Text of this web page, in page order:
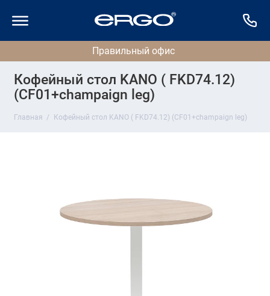
Кофейный стол KANO ( FKD74.12)
(CF01+champaign leg)
Главная Кофейный стол KANO ( FKD74.12) (CF01+champaign leg)